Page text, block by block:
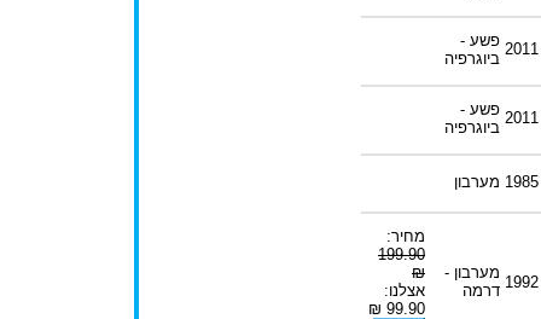
2011 פשע -
ביוגרפיה
2011 פשע -
ביוגרפיה
1985 מערבון
1992
מערבון -
דרמה
מחיר:
199.90
₪
אצלנו:
99.90 ₪